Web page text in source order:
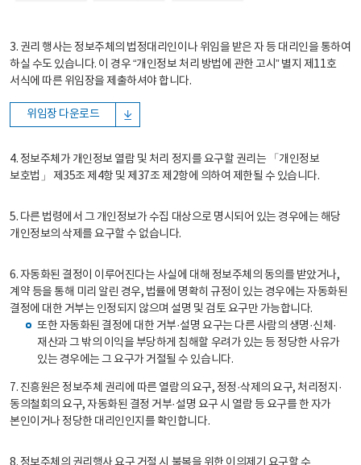
3. 권리 행사는 정보주체의 법정대리인이나 위임을 받은 자 등 대리인을 통하여
하실 수도 있습니다. 이 경우 “개인정보 처리 방법에 관한 고시” 별지 제11호
서식에 따른 위임장을 제출하셔야 합니다.
위임장 다운로드
4. 정보주체가 개인정보 열람 및 처리 정지를 요구할 권리는 「개인정보
보호법」 제35조 제4항 및 제37조 제2항에 의하여 제한될 수 있습니다.
5. 다른 법령에서 그 개인정보가 수집 대상으로 명시되어 있는 경우에는 해당
개인정보의 삭제를 요구할 수 없습니다.
6. 자동화된 결정이 이루어진다는 사실에 대해 정보주체의 동의를 받았거나,
계약 등을 통해 미리 알린 경우, 법률에 명확히 규정이 있는 경우에는 자동화된
결정에 대한 거부는 인정되지 않으며 설명 및 검토 요구만 가능합니다.
또한 자동화된 결정에 대한 거부·설명 요구는 다른 사람의 생명·신체·
재산과 그 밖의 이익을 부당하게 침해할 우려가 있는 등 정당한 사유가
있는 경우에는 그 요구가 거절될 수 있습니다.
7. 진흥원은 정보주체 권리에 따른 열람의 요구, 정정·삭제의 요구, 처리정지·
동의철회의 요구, 자동화된 결정 거부·설명 요구 시 열람 등 요구를 한 자가
본인이거나 정당한 대리인인지를 확인합니다.